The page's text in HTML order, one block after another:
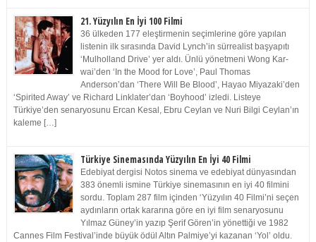
21. Yüzyılın En İyi 100 Filmi
36 ülkeden 177 eleştirmenin seçimlerine göre yapılan
listenin ilk sırasında David Lynch’in sürrealist başyapıtı
‘Mulholland Drive’ yer aldı. Ünlü yönetmeni Wong Kar-
wai’den ‘In the Mood for Love’, Paul Thomas
Anderson’dan ‘There Will Be Blood’, Hayao Miyazaki’den
‘Spirited Away’ ve Richard Linklater’dan ‘Boyhood’ izledi. Listeye
Türkiye’den senaryosunu Ercan Kesal, Ebru Ceylan ve Nuri Bilgi Ceylan’ın
kaleme […]
Türkiye Sinemasında Yüzyılın En İyi 40 Filmi
Edebiyat dergisi Notos sinema ve edebiyat dünyasından
383 önemli ismine Türkiye sinemasının en iyi 40 filmini
sordu. Toplam 287 film içinden ‘Yüzyılın 40 Filmi’ni seçen
aydınların ortak kararına göre en iyi film senaryosunu
Yılmaz Güney’in yazıp Şerif Gören’in yönettiği ve 1982
Cannes Film Festival’inde büyük ödül Altın Palmiye’yi kazanan ‘Yol’ oldu.